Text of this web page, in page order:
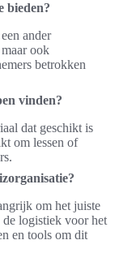
bieden?
ander
ook
betrokken
vinden?
dat geschikt is
om lessen of
om het juiste
de logistiek voor het
en tools om dit